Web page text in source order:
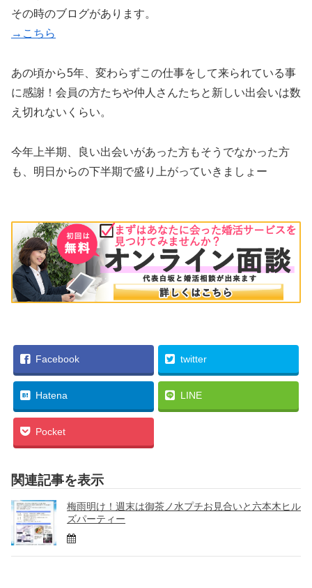
その時のブログがあります。
→こちら
あの頃から5年、変わらずこの仕事をして来られている事
に感謝！会員の方たちや仲人さんたちと新しい出会いは数
え切れないくらい。
今年上半期、良い出会いがあった方もそうでなかった方
も、明日からの下半期で盛り上がっていきましょー
Facebook twitter
Hatena LINE
Pocket
関連記事を表示
梅雨明け！週末は御茶ノ水プチお見合いと六本木ヒル
ズパーティー